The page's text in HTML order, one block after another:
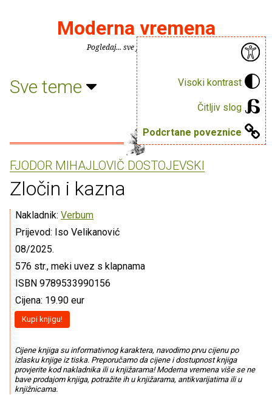
Visoki kontrast
Čitljiv slog
Podcrtane poveznice
Moderna vremena
Pogledaj... sve je puno knjiga.
Sve teme
FJODOR MIHAJLOVIČ DOSTOJEVSKI
Zločin i kazna
Nakladnik: Verbum
Prijevod: Iso Velikanović
08/2025.
576 str., meki uvez s klapnama
ISBN 9789533990156
Cijena: 19.90 eur
Kupi knjigu!
Cijene knjiga su informativnog karaktera, navodimo prvu cijenu po
izlasku knjige iz tiska. Preporučamo da cijene i dostupnost knjiga
provjerite kod nakladnika ili u knjižarama! Moderna vremena više se ne
bave prodajom knjiga, potražite ih u knjižarama, antikvarijatima ili u
knjižnicama.